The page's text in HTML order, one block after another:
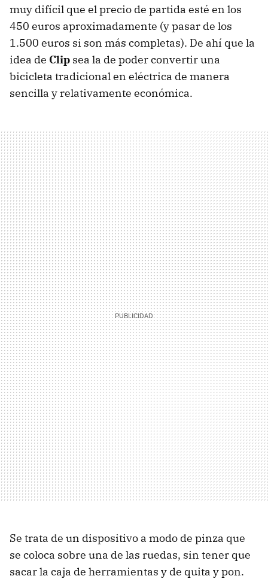
muy difícil que el precio de partida esté en los
450 euros aproximadamente (y pasar de los
1.500 euros si son más completas). De ahí que la
idea de Clip sea la de poder convertir una
bicicleta tradicional en eléctrica de manera
sencilla y relativamente económica.
Se trata de un dispositivo a modo de pinza que
se coloca sobre una de las ruedas, sin tener que
sacar la caja de herramientas y de quita y pon.